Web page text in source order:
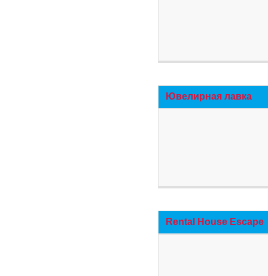
Ювелирная лавка
Rental House Escape